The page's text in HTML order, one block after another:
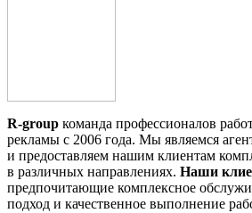
R-group команда профессионалов
рекламы с 2006 года. Мы являемся
и предоставляем нашим клиентам
в различных направлениях. Наши
предпочитающие комплексное
подход и качественное выполнение